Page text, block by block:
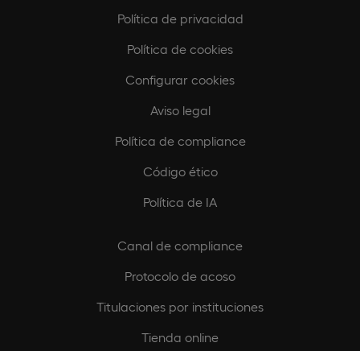
Política de privacidad
Política de cookies
Configurar cookies
Aviso legal
Política de compliance
Código ético
Política de IA
Canal de compliance
Protocolo de acoso
Titulaciones por instituciones
Tienda online